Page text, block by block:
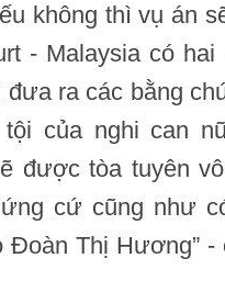
không thì vụ án
- Malaysia có
ra các bằng
tội của nghi can
được tòa tuyên
cứ cũng như
Đoàn Thị Hương”